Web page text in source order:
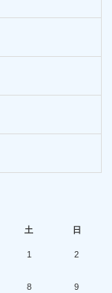
土 日
1 2
8 9